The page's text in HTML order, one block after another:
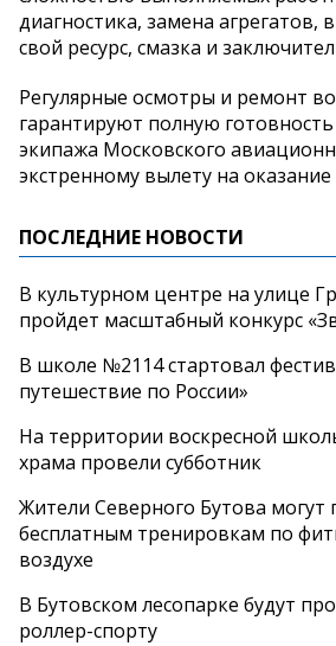
диагностика, замена агрегатов,
свой ресурс, смазка и
Регулярные осмотры и ремонт
гарантируют полную
экипажа Московского
экстренному вылету на
ПОСЛЕДНИЕ НОВОСТИ
В культурном центре на улице
пройдет масштабный конкурс
В школе №2114 стартовал
путешествие по России»
На территории воскресной
храма провели субботник
Жители Северного Бутова могут
бесплатным тренировкам по
воздухе
В Бутовском лесопарке будут
роллер-спорту